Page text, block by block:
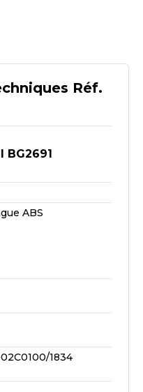
Réf.
BG2691
ABS
1834